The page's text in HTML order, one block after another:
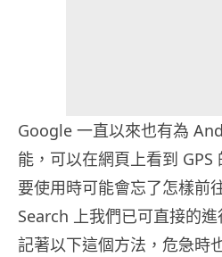
Google 一直以來也有為
能，可以在網頁上看到
要使用時可能會忘了怎樣前
Search 上我們已可直接的
記著以下這個方法，危急時